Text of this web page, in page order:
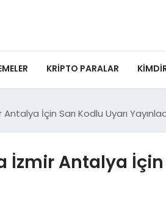
KRIPTO PARALAR
İçin Sarı Kodlu Uyarı
İzmir Antalya İçin